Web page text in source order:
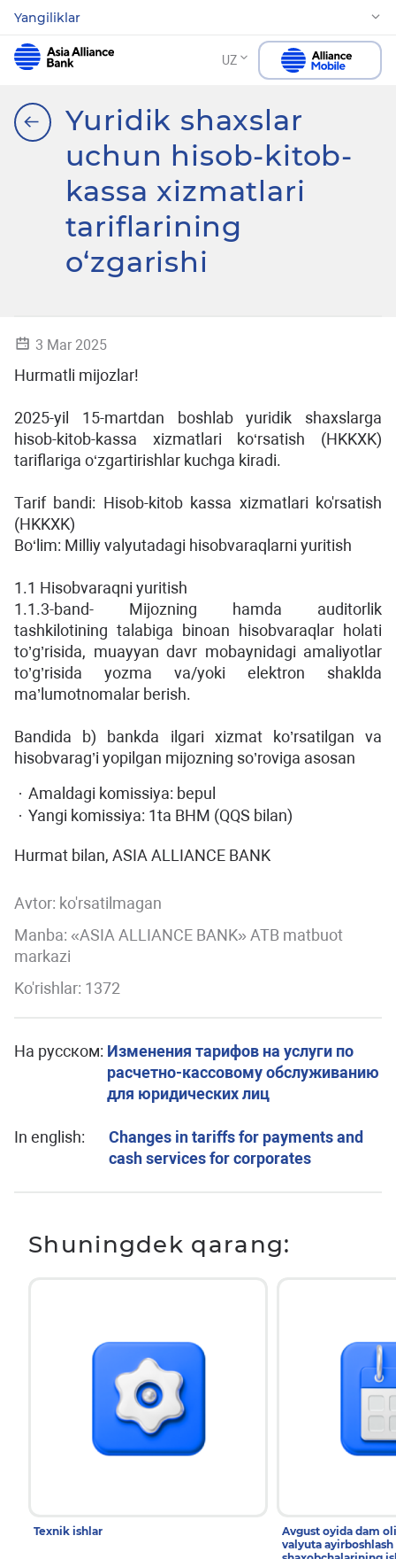
Yangiliklar
UZ
Yuridik shaxslar
uchun hisob-kitob-
kassa xizmatlari
tariflarining
o‘zgarishi
3 Mar 2025
Hurmatli mijozlar!
2025-yil 15-martdan boshlab yuridik shaxslarga
hisob-kitob-kassa xizmatlari ko‘rsatish (HKKXK)
tariflariga o‘zgartirishlar kuchga kiradi.
Tarif bandi: Hisob-kitob kassa xizmatlari ko'rsatish
(HKKXK)
Bo‘lim: Milliy valyutadagi hisobvaraqlarni yuritish
1.1 Hisobvaraqni yuritish
1.1.3-band- Mijozning hamda auditorlik
tashkilotining talabiga binoan hisobvaraqlar holati
to’g’risida, muayyan davr mobaynidagi amaliyotlar
to’g’risida yozma va/yoki elektron shaklda
ma’lumotnomalar berish.
Bandida b) bankda ilgari xizmat ko’rsatilgan va
hisobvarag’i yopilgan mijozning so’roviga asosan
· Amaldagi komissiya: bepul
· Yangi komissiya: 1ta BHM (QQS bilan)
Hurmat bilan, ASIA ALLIANCE BANK
Avtor: ko'rsatilmagan
Manba: «ASIA ALLIANCE BANK» ATB matbuot
markazi
Ko'rishlar: 1372
На русском: Изменения тарифов на услуги по
расчетно-кассовому обслуживанию
для юридических лиц
In english:
Changes in tariffs for payments and
cash services for corporates
Shuningdek qarang:
Texnik ishlar
Avgust oyida dam
valyuta ayirboshlash